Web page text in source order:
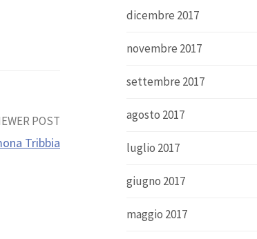
POST
Tribbia
dicembre 2017
novembre 2017
settembre 2017
agosto 2017
luglio 2017
giugno 2017
maggio 2017